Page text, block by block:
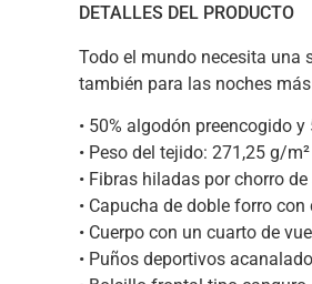
DETALLES DEL PRODUCTO
Todo el mundo necesita una
también para las noches
• 50% algodón preencogido y
• Peso del tejido: 271,25 g/
• Fibras hiladas por chorro
• Capucha de doble forro
• Cuerpo con un cuarto de
• Puños deportivos